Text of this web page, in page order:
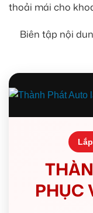
thoải mái cho
Biên tập nội
PHỤC